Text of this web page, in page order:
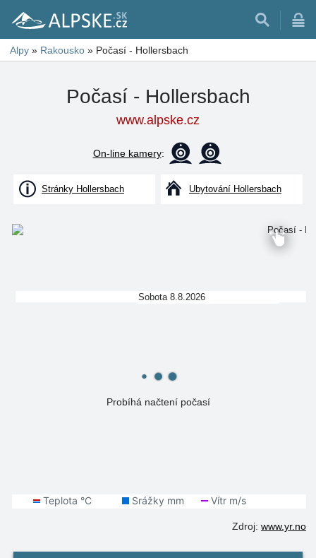
Alpy » Rakousko » Počasí - Hollersbach
Počasí - Hollersbach
www.alpske.cz
On-line kamery:
Stránky Hollersbach Ubytování Hollersbach
Probíhá načtení počasí
Sobota 8.8.2026
Zdroj: www.yr.no